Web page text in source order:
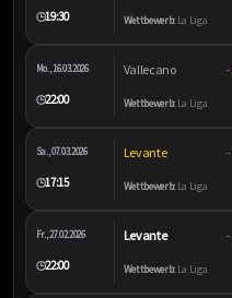
🕒19:30 Wettbewerb:La Liga
Mo., 16.03.2026
🕒22:00
Vallecano –
Wettbewerb:La Liga
Sa., 07.03.2026
🕒17:15
Levante –
Wettbewerb:La Liga
Fr., 27.02.2026
🕒22:00
Levante –
Wettbewerb:La Liga